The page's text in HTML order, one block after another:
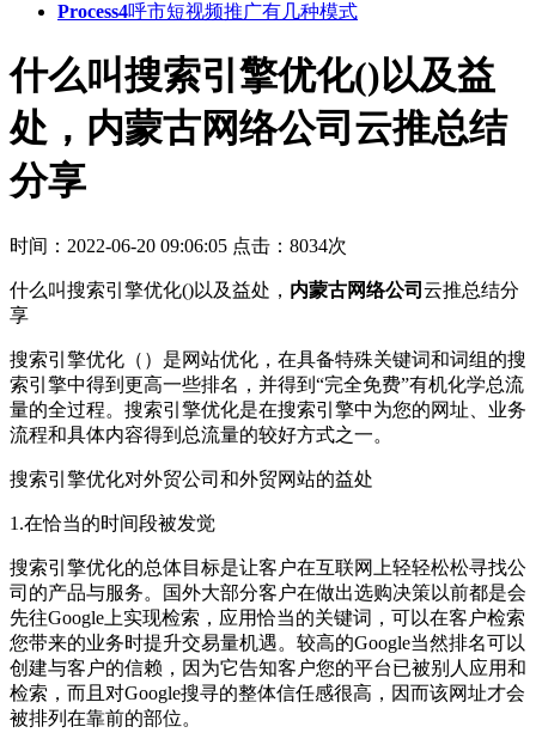
Process4呼市短视频推广有几种模式
​什么叫搜索引擎优化()以及益
处，内蒙古网络公司云推总结
分享
时间：2022-06-20 09:06:05 点击：8034次
什么叫搜索引擎优化()以及益处， 内蒙古网络公司 云推总结分
享
搜索引擎优化（）是网站优化，在具备特殊关键词和词组的搜
索引擎中得到更高一些排名，并得到“完全免费”有机化学总流
量的全过程。搜索引擎优化是在搜索引擎中为您的网址、业务
流程和具体内容得到总流量的较好方式之一。
搜索引擎优化对外贸公司和外贸网站的益处
1.在恰当的时间段被发觉
搜索引擎优化的总体目标是让客户在互联网上轻轻松松寻找公
司的产品与服务。国外大部分客户在做出选购决策以前都是会
先往Google上实现检索，应用恰当的关键词，可以在客户检索
您带来的业务时提升交易量机遇。较高的Google当然排名可以
创建与客户的信赖，因为它告知客户您的平台已被别人应用和
检索，而且对Google搜寻的整体信任感很高，因而该网址才会
被排列在靠前的部位。